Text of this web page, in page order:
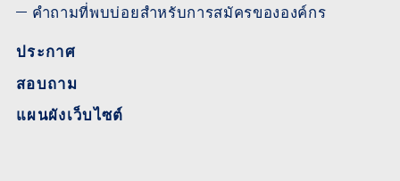
คำถามที่พบบ่อยสำหรับการสมัครขององค์กร
ประกาศ
สอบถาม
แผนผังเว็บไซต์